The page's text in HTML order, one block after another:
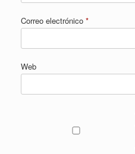
Correo electrónico *
Web